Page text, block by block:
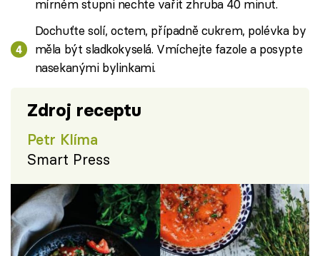
mírném stupni nechte vařit zhruba 40 minut.
Dochuťte solí, octem, případně cukrem, polévka by
měla být sladkokyselá. Vmíchejte fazole a posypte
nasekanými bylinkami.
Zdroj receptu
Petr Klíma
Smart Press